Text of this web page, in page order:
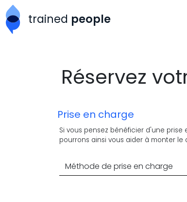
Aller au contenu principal
trained people
Réservez
Prise en charge
Si vous pensez bénéficier d'une
pourrons ainsi vous aider à monter